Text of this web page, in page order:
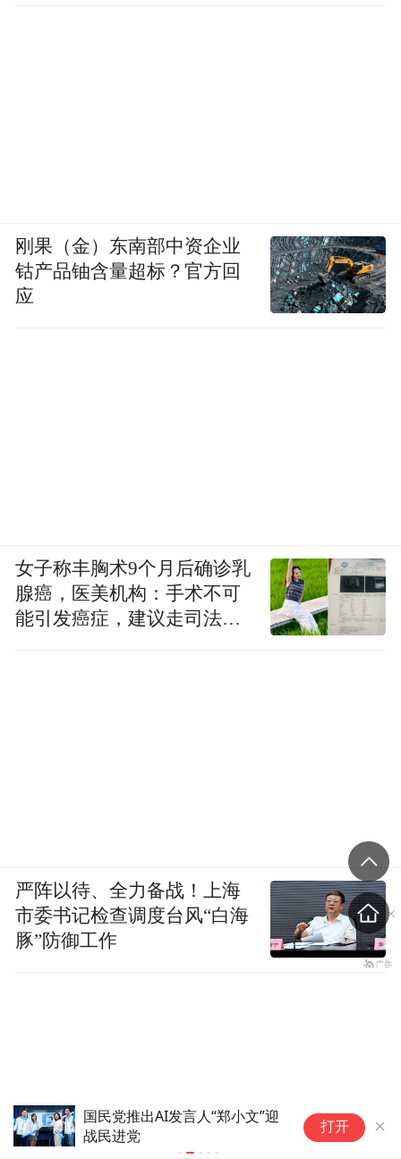
国民党推出AI发言人“郑小文”迎
战民进党
美国7月纽
预期3.71%
打开
刚果（金）东南部中资企业
钴产品铀含量超标？官方回
应
女子称丰胸术9个月后确诊乳
腺癌，医美机构：手术不可
能引发癌症，建议走司法途
严阵以待、全力备战！上海
市委书记检查调度台风“白海
豚”防御工作